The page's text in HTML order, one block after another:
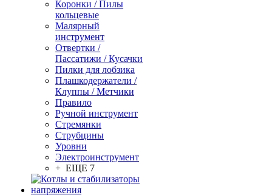
Коронки / Пилы
кольцевые
Малярный
инструмент
Отвертки /
Пассатижи / Кусачки
Пилки для лобзика
Плашкодержатели /
Клуппы / Метчики
Правило
Ручной инструмент
Стремянки
Струбцины
Уровни
Электроинструмент
+ ЕЩЕ 7